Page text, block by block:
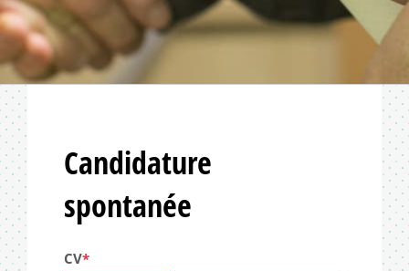
Candidature
spontanée
CV